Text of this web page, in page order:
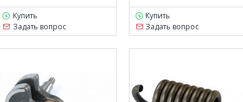
Купить
Задать вопрос
Купить
Задать вопрос